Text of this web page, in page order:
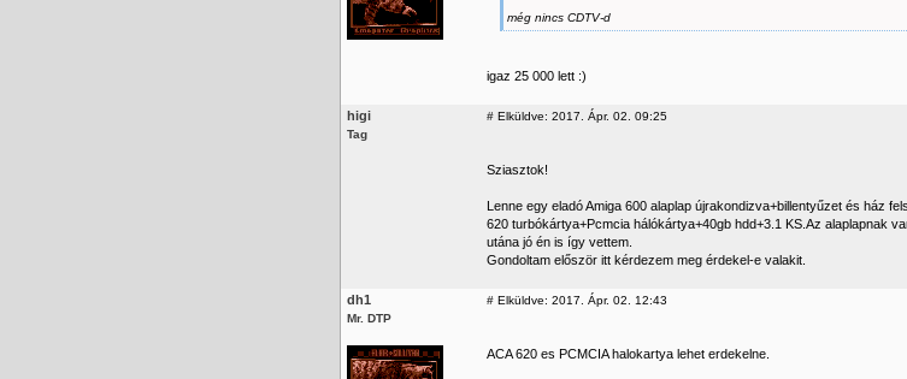
még nincs CDTV-d
igaz 25 000 lett :)
higi
Tag
# Elküldve: 2017. Ápr. 02. 09:25
Sziasztok!
Lenne egy eladó Amiga 600 alaplap újrakondizva+billentyűzet és ház
620 turbókártya+Pcmcia hálókártya+40gb hdd+3.1 KS.Az alaplapnak
utána jó én is így vettem.
Gondoltam először itt kérdezem meg érdekel-e valakit.
dh1
Mr. DTP
# Elküldve: 2017. Ápr. 02. 12:43
ACA 620 es PCMCIA halokartya lehet erdekelne.